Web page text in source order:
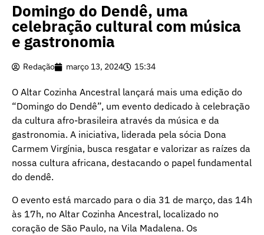
Domingo do Dendê, uma
celebração cultural com música
e gastronomia
Redação março 13, 2024 15:34
O Altar Cozinha Ancestral lançará mais uma edição do
“Domingo do Dendê”, um evento dedicado à celebração
da cultura afro-brasileira através da música e da
gastronomia. A iniciativa, liderada pela sócia Dona
Carmem Virgínia, busca resgatar e valorizar as raízes da
nossa cultura africana, destacando o papel fundamental
do dendê.
O evento está marcado para o dia 31 de março, das 14h
às 17h, no Altar Cozinha Ancestral, localizado no
coração de São Paulo, na Vila Madalena. Os